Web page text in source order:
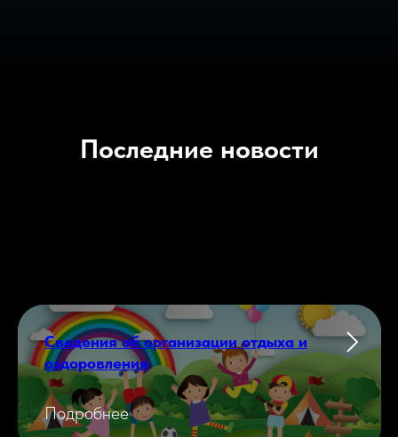
Последние новости
Сведения об организации отдыха и
оздоровления
Подробнее